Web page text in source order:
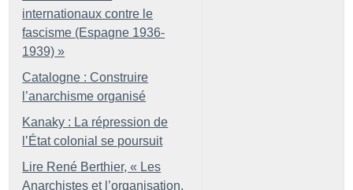
internationaux contre le
fascisme (Espagne 1936-
1939) »
Catalogne : Construire
l’anarchisme organisé
Kanaky : La répression de
l’État colonial se poursuit
Lire René Berthier, « Les
Anarchistes et l’organisation.